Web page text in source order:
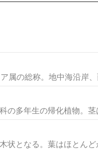
属の総称。地中海沿岸
の多年生の帰化植物。
状となる。葉はほとん